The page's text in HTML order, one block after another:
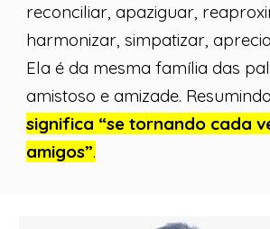
reconciliar, apaziguar,
harmonizar, simpatizar,
Ela é da mesma família das
amistoso e amizade.
significa “se tornando cada
amigos”.